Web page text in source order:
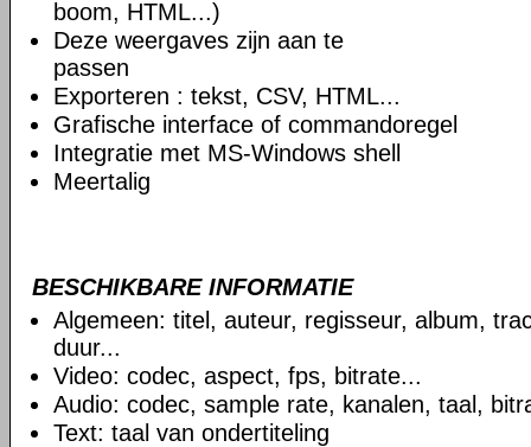
boom, HTML...)
Deze weergaves zijn aan te
passen
Exporteren : tekst, CSV, HTML...
Grafische interface of commandoregel
Integratie met MS-Windows shell
Meertalig
BESCHIKBARE INFORMATIE
Algemeen: titel, auteur, regisseur, album,
duur...
Video: codec, aspect, fps, bitrate...
Audio: codec, sample rate, kanalen, taal,
Text: taal van ondertiteling